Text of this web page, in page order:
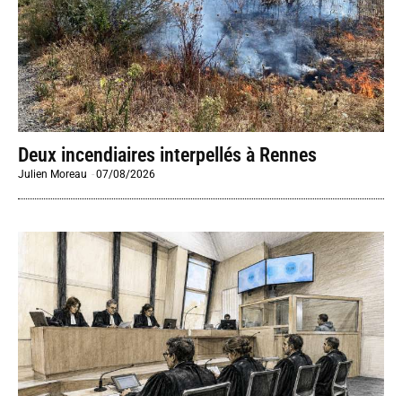
Deux incendiaires interpellés à Rennes
Julien Moreau -07/08/2026